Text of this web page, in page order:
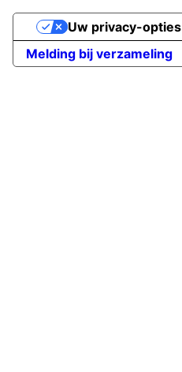
Melding bij verzameling
Uw privacy-opties